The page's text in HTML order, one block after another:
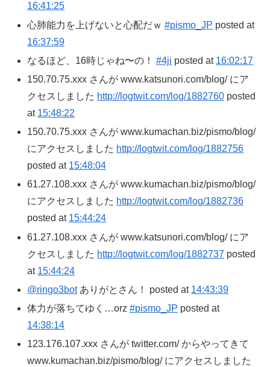
16:41:25
心肺能力を上げないと心配だｗ#pismo_JP posted at
16:37:59
なるほど、16時じゃね〜の！#4ji posted at 16:02:17
150.70.75.xxx さんが www.katsunori.com/blog/ にア
クセスしました http://logtwit.com/log/1882760 posted
at 15:48:22
150.70.75.xxx さんが www.kumachan.biz/pismo/blog/
にアクセスしました http://logtwit.com/log/1882756
posted at 15:48:04
61.27.108.xxx さんが www.kumachan.biz/pismo/blog/
にアクセスしました http://logtwit.com/log/1882736
posted at 15:44:24
61.27.108.xxx さんが www.katsunori.com/blog/ にア
クセスしました http://logtwit.com/log/1882737 posted
at 15:44:24
@ringo3botありがとさん！ posted at 14:43:39
体力が落ちてゆく…orz#pismo_JP posted at
14:38:14
123.176.107.xxx さんが twitter.com/ からやってきて
www.kumachan.biz/pismo/blog/ にアクセスしました